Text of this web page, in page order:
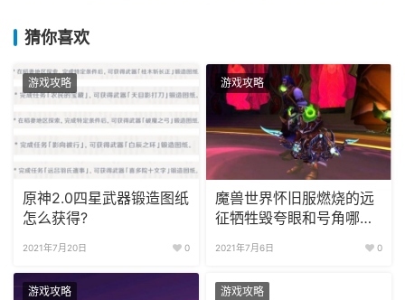
猜你喜欢
游戏攻略
原神2.0四星武器锻造图纸
怎么获得?
2021年7月20日 0
游戏攻略
魔兽世界怀旧服燃烧的远
征牺牲毁夸眼和号角哪个
2021年7月6日 0
游戏攻略 游戏攻略